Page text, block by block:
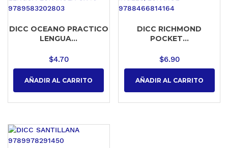
DICC OCEANO PRACTICO
LENGUA...
$4.70
AÑADIR AL CARRITO
DICC RICHMOND
POCKET...
$6.90
AÑADIR AL CARRITO